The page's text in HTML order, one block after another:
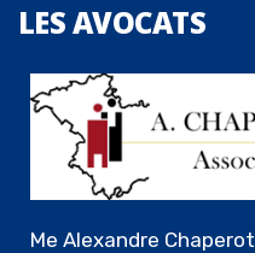
LESAVOCATS
Me Alexandre Chaperot